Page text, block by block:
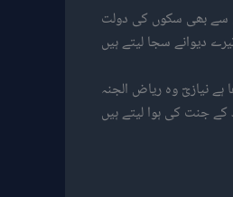
سے بھی سکوں کی دولت
دیوانے سجا لیتے ہیں
نیازیؔ وہ ریاض الجنہ
کے جنت کی ہوا لیتے ہیں